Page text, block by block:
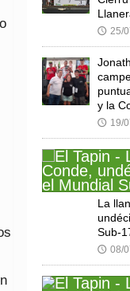
🕔 25/
y la
🕔 19/
La
Sub-
🕔 08/